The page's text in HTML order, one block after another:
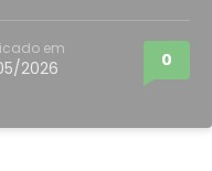
em
2026 0